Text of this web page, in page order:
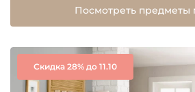
Посмотреть предметы
Скидка 28% до 11.10